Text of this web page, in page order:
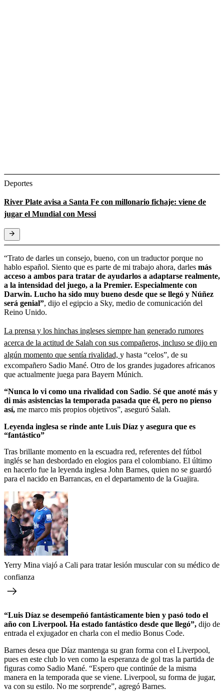
Deportes
River Plate avisa a Santa Fe con millonario fichaje: viene de
jugar el Mundial con Messi
“Trato de darles un consejo, bueno, con un traductor porque no
hablo español. Siento que es parte de mi trabajo ahora, darles más
acceso a ambos para tratar de ayudarlos a adaptarse realmente,
a la intensidad del juego, a la Premier. Especialmente con
Darwin. Lucho ha sido muy bueno desde que se llegó y Núñez
será genial”, dijo el egipcio a Sky, medio de comunicación del
Reino Unido.
La prensa y los hinchas ingleses siempre han generado rumores
acerca de la actitud de Salah con sus compañeros, incluso se dijo en
algún momento que sentía rivalidad, y hasta “celos”, de su
excompañero Sadio Mané. Otro de los grandes jugadores africanos
que actualmente juega para Bayern Múnich.
“Nunca lo vi como una rivalidad con Sadio. Sé que anoté más y
di más asistencias la temporada pasada que él, pero no pienso
así, me marco mis propios objetivos”, aseguró Salah.
Leyenda inglesa se rinde ante Luis Díaz y asegura que es
“fantástico”
Tras brillante momento en la escuadra red, referentes del fútbol
inglés se han desbordado en elogios para el colombiano. El último
en hacerlo fue la leyenda inglesa John Barnes, quien no se guardó
para el nacido en Barrancas, en el departamento de la Guajira.
Yerry Mina viajó a Cali para tratar lesión muscular con su médico de
confianza
“Luis Díaz se desempeñó fantásticamente bien y pasó todo el
año con Liverpool. Ha estado fantástico desde que llegó”, dijo de
entrada el exjugador en charla con el medio Bonus Code.
Barnes desea que Díaz mantenga su gran forma con el Liverpool,
pues en este club lo ven como la esperanza de gol tras la partida de
figuras como Sadio Mané. “Espero que continúe de la misma
manera en la temporada que se viene. Liverpool, su forma de jugar,
va con su estilo. No me sorprende”, agregó Barnes.